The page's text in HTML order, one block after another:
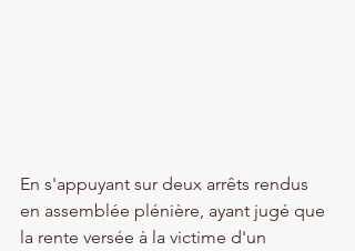
En s'appuyant sur deux arrêts rendus
en assemblée plénière, ayant jugé que
la rente versée à la victime d'un